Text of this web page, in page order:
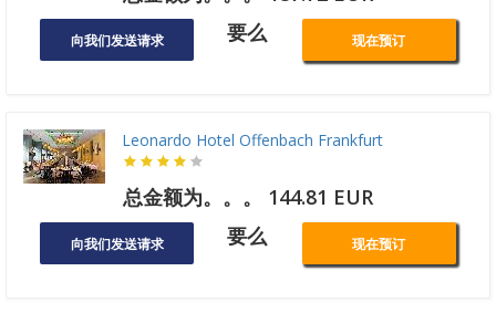
向我们发送请求 要么 现在预订
Leonardo Hotel Offenbach Frankfurt
总金额为。。。 144.81 EUR
向我们发送请求 要么 现在预订